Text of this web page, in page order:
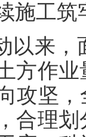
施工筑
以来
方作
攻坚
合理